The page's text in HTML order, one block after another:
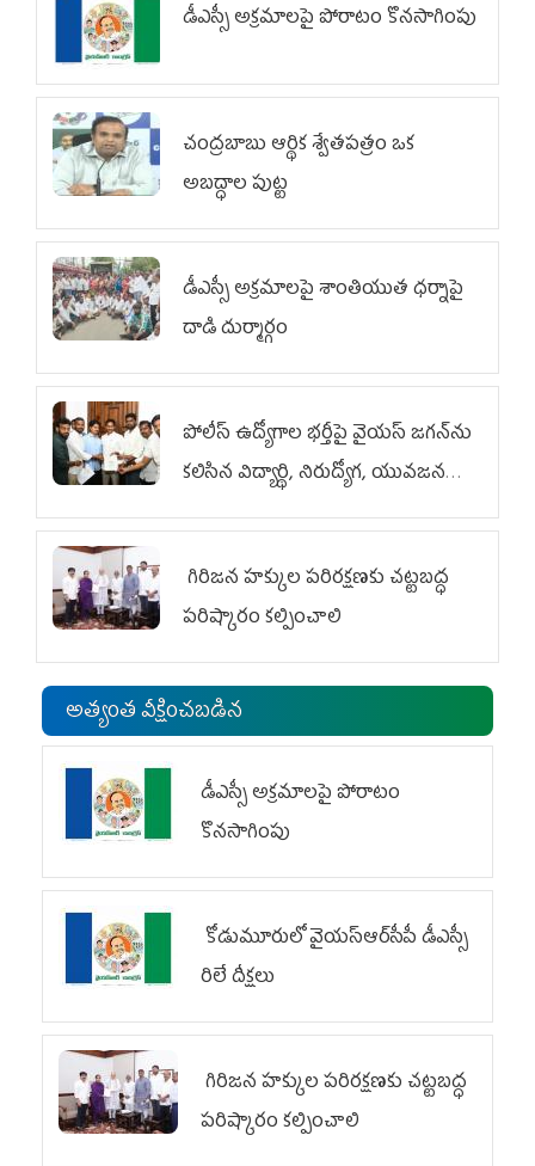
డీఎస్సీ అక్రమాలపై పోరాటం కొనసాగింపు
చంద్రబాబు ఆర్థిక శ్వేతపత్రం ఒక
అబద్ధాల పుట్ట
డీఎస్సీ అక్రమాలపై శాంతియుత ధర్నాపై
దాడి దుర్మార్గం
పోలీస్ ఉద్యోగాల భర్తీపై వైయస్ జగన్‌ను
కలిసిన విద్యార్థి, నిరుద్యోగ, యువజన
జేఏసీ
గిరిజన హక్కుల పరిరక్షణకు చట్టబద్ధ
పరిష్కారం కల్పించాలి
అత్యంత వీక్షించబడిన
డీఎస్సీ అక్రమాలపై పోరాటం
కొనసాగింపు
కోడుమూరులో వైయ‌స్ఆర్‌సీపీ డీఎస్సీ
రిలే దీక్షలు
గిరిజన హక్కుల పరిరక్షణకు చట్టబద్ధ
పరిష్కారం కల్పించాలి